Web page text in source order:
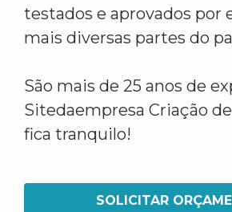
testados e aprovados por
mais diversas partes do
São mais de 25 anos de
Sitedaempresa Criação
fica tranquilo!
SOLICITAR